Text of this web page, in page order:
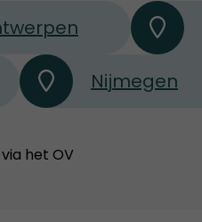
Nijmegen
het OV